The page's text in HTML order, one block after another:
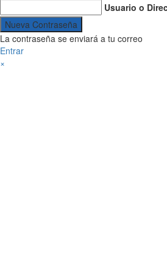
Usuario o
La contraseña se enviará a tu correo
Entrar
×